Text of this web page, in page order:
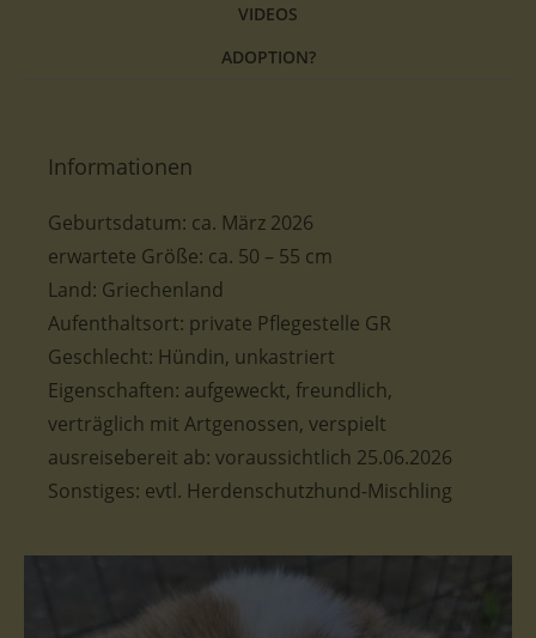
VIDEOS
ADOPTION?
Informationen
Geburtsdatum: ca. März 2026
erwartete Größe: ca. 50 – 55 cm
Land: Griechenland
Aufenthaltsort: private Pflegestelle GR
Geschlecht: Hündin, unkastriert
Eigenschaften: aufgeweckt, freundlich,
verträglich mit Artgenossen, verspielt
ausreisebereit ab: voraussichtlich 25.06.2026
Sonstiges: evtl. Herdenschutzhund-Mischling